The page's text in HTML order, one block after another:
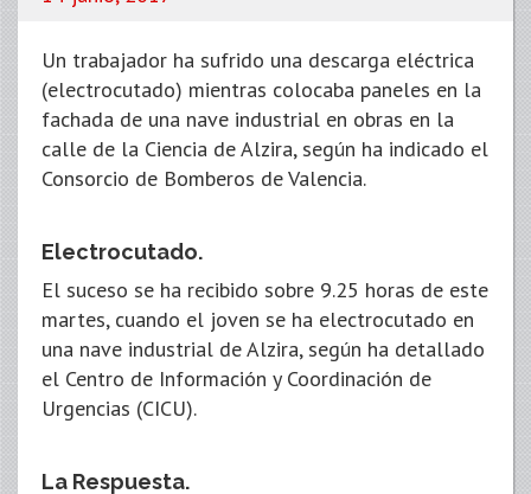
Un trabajador ha sufrido una descarga eléctrica
(electrocutado) mientras colocaba paneles en la
fachada de una nave industrial en obras en la
calle de la Ciencia de Alzira, según ha indicado el
Consorcio de Bomberos de Valencia.
Electrocutado.
El suceso se ha recibido sobre 9.25 horas de este
martes, cuando el joven se ha electrocutado en
una nave industrial de Alzira, según ha detallado
el Centro de Información y Coordinación de
Urgencias (CICU).
La Respuesta.